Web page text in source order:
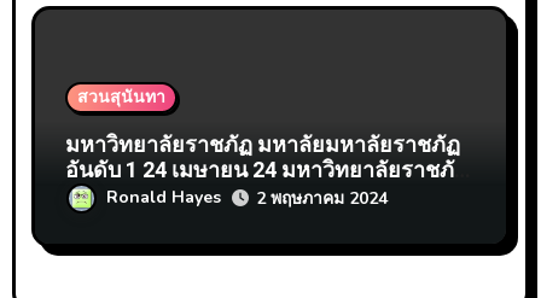
สวนสุนันทา
มหาวิทยาลัยราชภัฏ มหาลัยมหาลัยราชภัฏ
อันดับ 1 24 เมษายน 24 มหาวิทยาลัยราชภัฏ
อันดับ1สวนสุนันทา สมัคร Top 48 by Venus
มหาวิทยาลัยราชภัฏ Ssru.ac.th
Ronald Hayes 2 พฤษภาคม 2024